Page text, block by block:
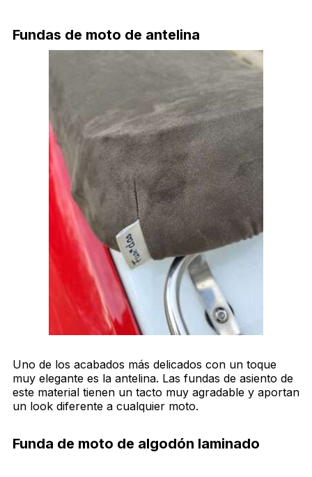
Fundas de moto de antelina
Uno de los acabados más delicados con un toque
muy elegante es la antelina. Las fundas de asiento de
este material tienen un tacto muy agradable y aportan
un look diferente a cualquier moto.
Funda de moto de algodón laminado